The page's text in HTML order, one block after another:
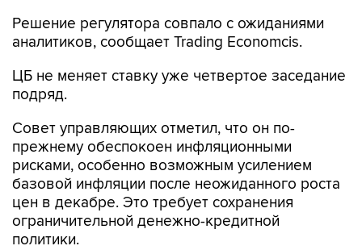
Решение регулятора совпало с ожиданиями
аналитиков, сообщает Trading Economcis.
ЦБ не меняет ставку уже четвертое заседание
подряд.
Совет управляющих отметил, что он по-
прежнему обеспокоен инфляционными
рисками, особенно возможным усилением
базовой инфляции после неожиданного роста
цен в декабре. Это требует сохранения
ограничительной денежно-кредитной
политики.